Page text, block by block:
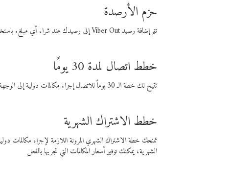
حزم الأرصدة
تتم إضافة رصيد Viber Out إلى رصيدك عند شراء أي مبلغ. باستخدام رصيدك، يمكنك إجراء مكالمات إلى أي رقم في العالم بأسعار فايبر المنخفضة.
خطط اتصال لمدة 30 يومًا
تتيح لك خطة الـ 30 يوماً للاتصال إجراء مكالمات دولية إلى الوجهة التي تختارها لمدة 30 يوماً بأسعار فايبر المنخفضة.
خطط الاشتراك الشهرية
تمنحك خطة الاشتراك الشهري المرونة اللازمة لإجراء
الشهرية، يمكنك توفير أسعار المكالمات التي تجريها بالفعل